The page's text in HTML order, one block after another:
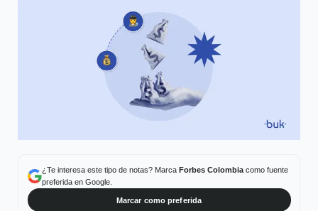
¿Te interesa este tipo de notas? Marca Forbes Colombiacomo fuente
preferida en Google.
Marcar como preferida